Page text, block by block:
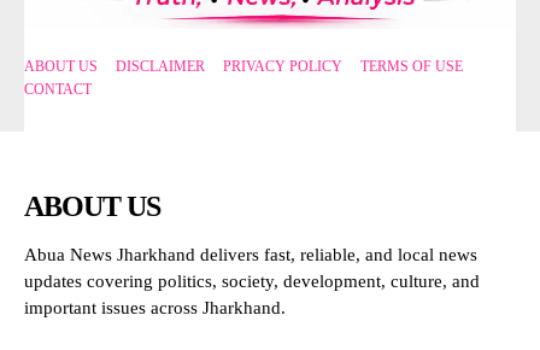
ABOUT US DISCLAIMER PRIVACY POLICY
TERMS OF USE
CONTACT
ABOUT US
Abua News Jharkhand delivers fast, reliable, and local news
updates covering politics, society, development, culture, and
important issues across Jharkhand.